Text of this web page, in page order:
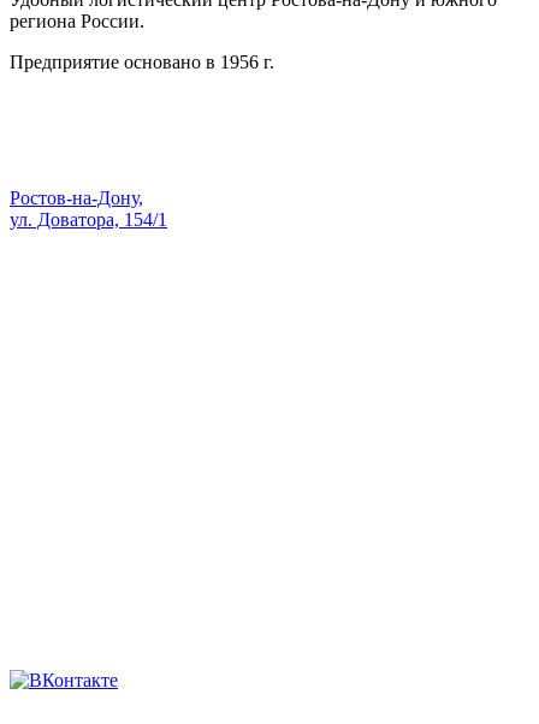
региона России.
Предприятие основано в 1956 г.
Ростов-на-Дону,
ул. Доватора, 154/1